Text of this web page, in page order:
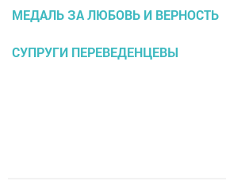
МЕДАЛЬ ЗА ЛЮБОВЬ И ВЕРНОСТЬ
СУПРУГИ ПЕРЕВЕДЕНЦЕВЫ